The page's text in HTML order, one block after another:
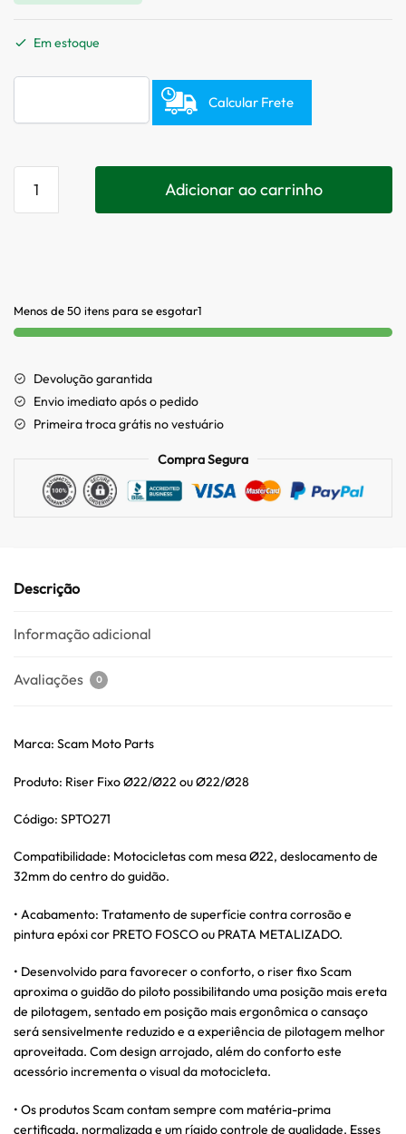
Em estoque
Calcular Frete
Adicionar ao carrinho
Menos de 50 itens para se esgotar1
Devolução garantida
Envio imediato após o pedido
Primeira troca grátis no vestuário
Compra Segura
Descrição
Informação adicional
Avaliações 0
Marca: Scam Moto Parts
Produto: Riser Fixo Ø22/Ø22 ou Ø22/Ø28
Código: SPTO271
Compatibilidade: Motocicletas com mesa Ø22, deslocamento de
32mm do centro do guidão.
• Acabamento: Tratamento de superfície contra corrosão e
pintura epóxi cor PRETO FOSCO ou PRATA METALIZADO.
• Desenvolvido para favorecer o conforto, o riser fixo Scam
aproxima o guidão do piloto possibilitando uma posição mais ereta
de pilotagem, sentado em posição mais ergonômica o cansaço
será sensivelmente reduzido e a experiência de pilotagem melhor
aproveitada. Com design arrojado, além do conforto este
acessório incrementa o visual da motocicleta.
• Os produtos Scam contam sempre com matéria-prima
certificada, normalizada e um rígido controle de qualidade. Esses